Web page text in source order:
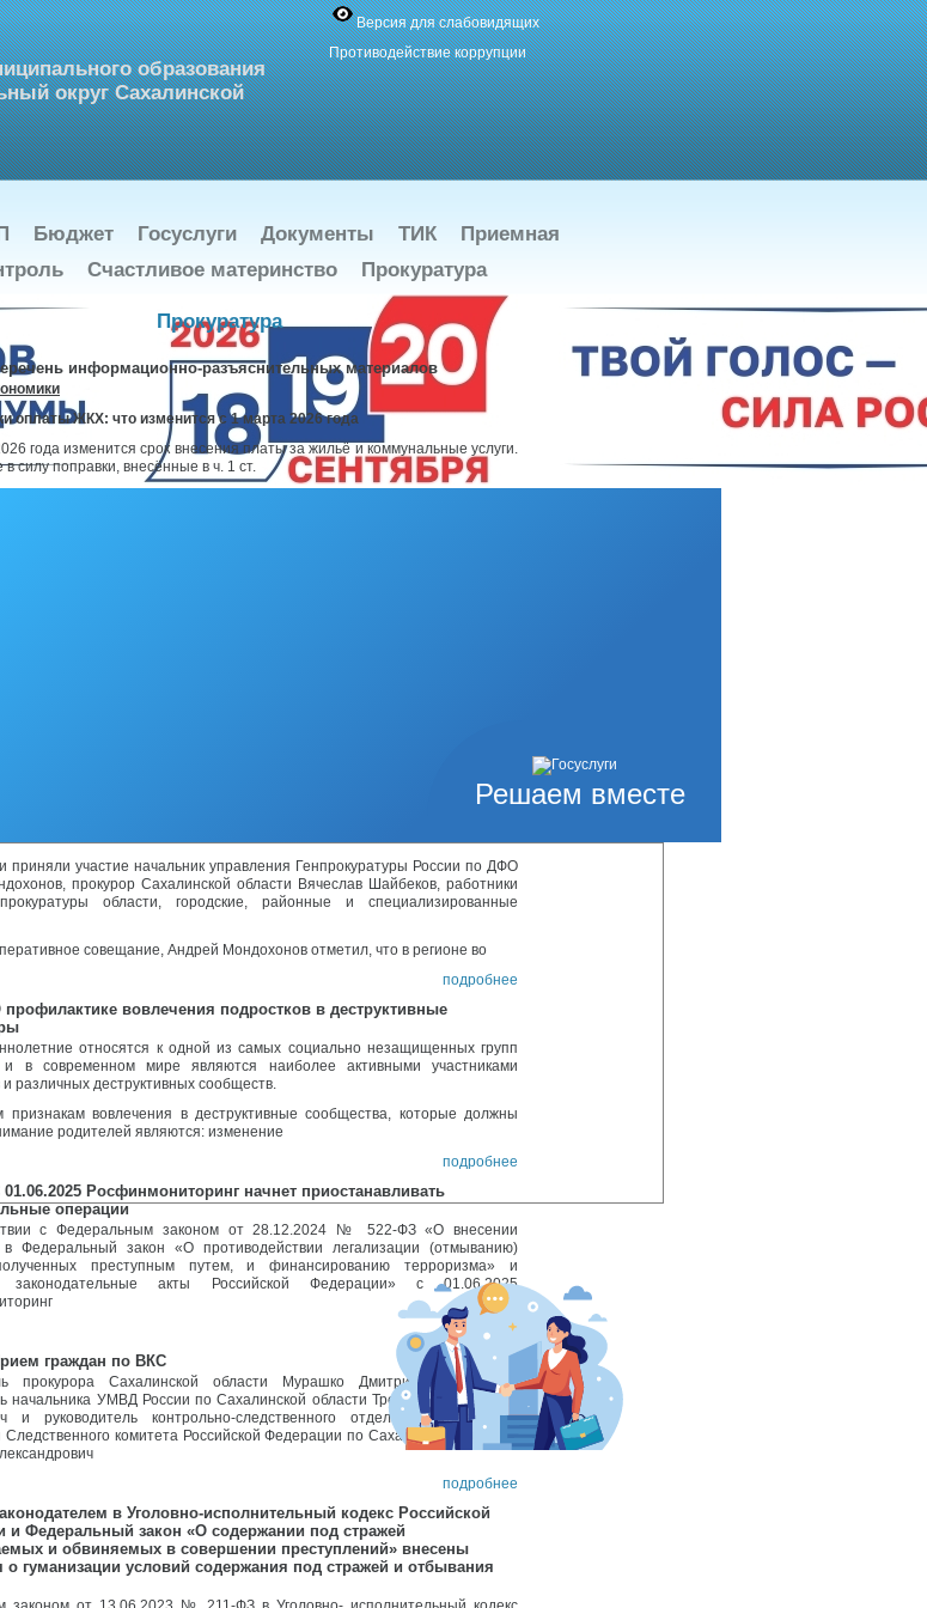
образования
округ Сахалинской
Версия для слабовидящих
Противодействие коррупции
Бюджет Госуслуги Документы ТИК
Приемная
Счастливое материнство Прокуратура
Решаем вместе
Прокуратура
информационно-разъяснительных материалов
оплаты ЖКХ: что изменится с 1 марта 2026 года
года изменится срок внесения платы за жильё и коммунальные услуги.
силу поправки, внесённые в ч. 1 ст.
подробнее
оперативном совещании прокуратуры Сахалинской области
приняли участие начальник управления Генпрокуратуры России по ДФО
прокурор Сахалинской области Вячеслав Шайбеков, работники
области, городские, районные и специализированные
совещание, Андрей Мондохонов отметил, что в регионе во
подробнее
профилактике вовлечения подростков в деструктивные
относятся к одной из самых социально незащищенных групп
и в современном мире являются наиболее активными участниками
различных деструктивных сообществ.
признакам вовлечения в деструктивные сообщества, которые должны
родителей являются: изменение
подробнее
01.06.2025 Росфинмониторинг начнет приостанавливать
операции
с Федеральным законом от 28.12.2024 № 522-ФЗ «О внесении
Федеральный закон «О противодействии легализации (отмыванию)
преступным путем, и финансированию терроризма» и
законодательные акты Российской Федерации» с 01.06.2025
подробнее
граждан по ВКС
прокурора Сахалинской области Мурашко Дмитрий Николаевич,
начальника УМВД России по Сахалинской области Третьяков Александр
и руководитель контрольно-следственного отдела Следственного
Следственного комитета Российской Федерации по Сахалинской области
подробнее
в Уголовно-исполнительный кодекс Российской
и Федеральный закон «О содержании под стражей
и обвиняемых в совершении преступлений» внесены
о гуманизации условий содержания под стражей и отбывания